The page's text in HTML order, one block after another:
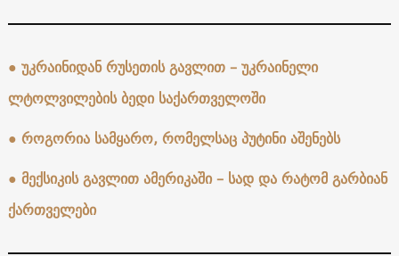
● უკრაინიდან რუსეთის გავლით – უკრაინელი
ლტოლვილების ბედი საქართველოში
● როგორია სამყარო, რომელსაც პუტინი აშენებს
● მექსიკის გავლით ამერიკაში – სად და რატომ გარბიან
ქართველები